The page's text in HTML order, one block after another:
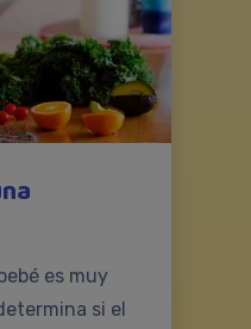
es muy
si el